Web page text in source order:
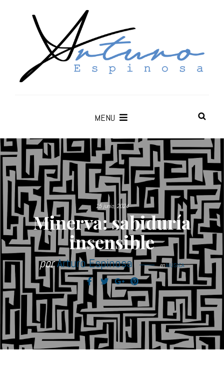
MENU
15 junio, 2024
Minerva: sabiduría
insensible
porArturo Espinosa enMÚSICA